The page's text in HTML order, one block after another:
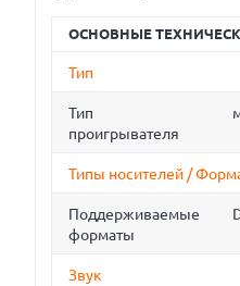
ОСНОВНЫЕ
Тип
Тип
проигрывателя
Типы носителей /
Поддерживаемые
форматы
Звук